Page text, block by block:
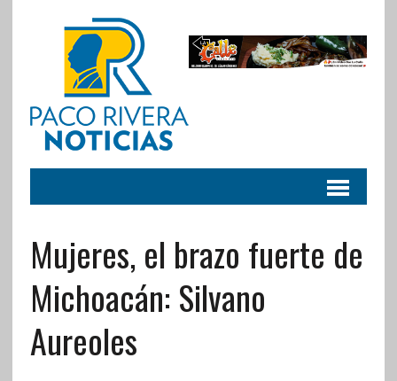
Mujeres, el brazo fuerte de
Michoacán: Silvano
Aureoles